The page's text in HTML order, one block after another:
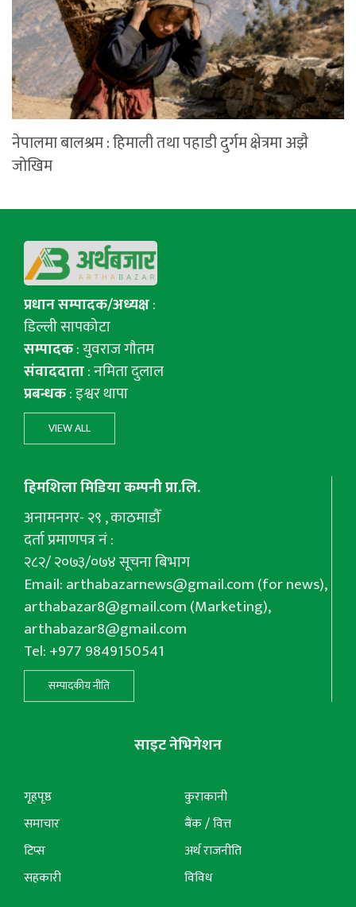
नेपालमा बालश्रम : हिमाली तथा पहाडी दुर्गम क्षेत्रमा अझै
जोखिम
प्रधान सम्पादक/अध्यक्ष:
डिल्ली सापकोटा
सम्पादक: युवराज गाैतम
संवाददाता: नमिता दुलाल
प्रबन्धक: इश्वर थापा
VIEW ALL
हिमशिला मिडिया कम्पनी प्रा.लि.
अनामनगर- २९ , काठमाडौँ
दर्ता प्रमाणपत्र नं :
२८२/ २०७३/०७४ सूचना बिभाग
Email:arthabazarnews@gmail.com(for news),
arthabazar8@gmail.com(Marketing),
arthabazar8@gmail.com
Tel: +977 9849150541
सम्पादकीय नीति
साइट नेभिगेशन
गृहपृष्ठ
समाचार
टिप्स
सहकारी
कुराकानी
बैंक / वित्त
अर्थ राजनीति
विविध